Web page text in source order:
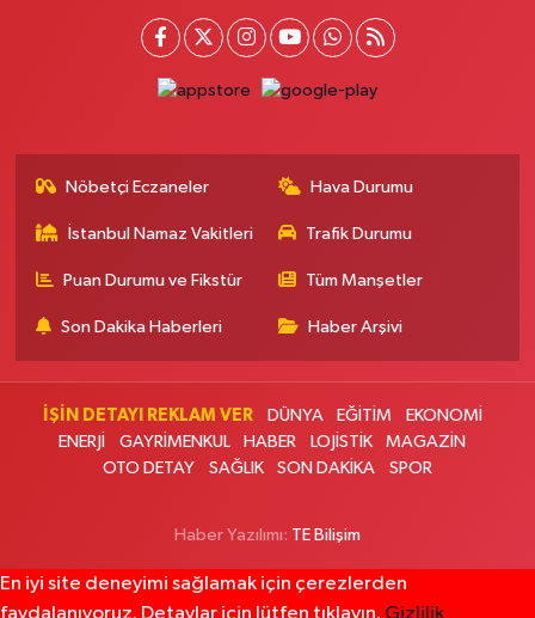
Burak Eczanesi
Cevizlik Mahallesi Kırmızı Şebboy Sokak 15 A UZMANLAR TIP MERKEZİ
Nida Eczanesi
PAZAR PAZARI YANI
0 (212) 924 49 68 Yol Tarifi Al
Lotus Eczanesi
İnönü Mahallesi Halkalı Caddesi 206E AVRUPA KONUTLARI ATAKENT 4
SİTESİ ALTI
0 (212) 999 94 72 Yol Tarifi Al
Nöbetçi Eczaneler Hava Durumu
İstanbul Namaz Vakitleri Trafik Durumu
Puan Durumu ve Fikstür Tüm Manşetler
Son Dakika Haberleri Haber Arşivi
İŞİN DETAYI REKLAM VER DÜNYA EĞİTİM
EKONOMİ
ENERJİ
GAYRİMENKUL HABER LOJİSTİK
MAGAZİN
OTO DETAY
SAĞLIK SON DAKİKA SPOR
Haber Yazılımı: TE Bilişim
En iyi site deneyimi sağlamak için çerezlerden
faydalanıyoruz. Detaylar için lütfen tıklayın. Gizlilik